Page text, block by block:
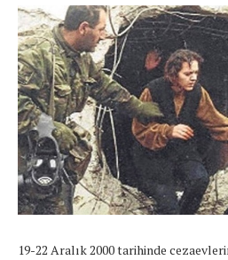
19-22 Aralık 2000 tarihinde